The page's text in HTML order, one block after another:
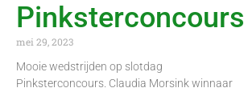
Pinksterconcours
mei 29, 2023
Mooie wedstrijden op slotdag
Pinksterconcours. Claudia Morsink winnaar